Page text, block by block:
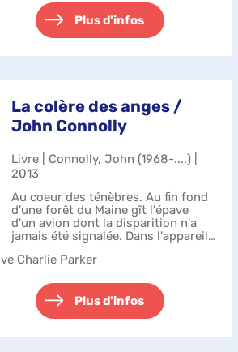
par leur r...
Plus d'infos
La colère des anges /
John Connolly
Livre | Connolly, John (1968-....) |
2013
Au coeur des ténèbres. Au fin fond
d'une forêt du Maine gît l'épave
d'un avion dont la disparition n'a
jamais été signalée. Dans l'appareil,
liste de noms si convoitée que
Charlie Parker
Plus d'infos